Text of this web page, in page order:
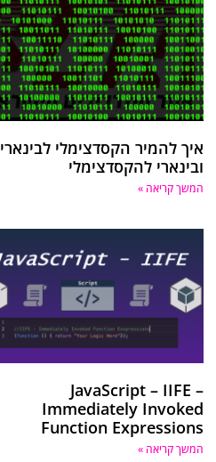
איך להמיר הקסדצימלי לבינארי
ובינארי להקסדצימלי
המשך קריאה »
JavaScript – IIFE –
Immediately Invoked
Function Expressions
המשך קריאה »